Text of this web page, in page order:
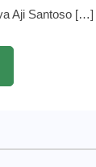
Aji Santoso […]